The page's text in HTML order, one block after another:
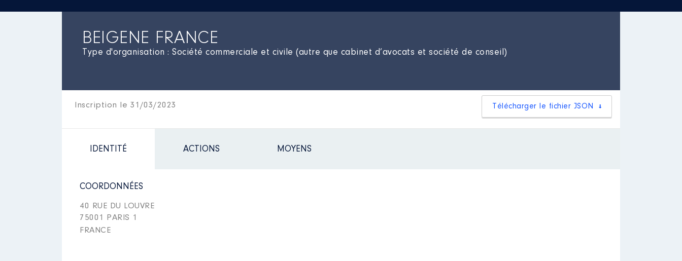
BEIGENE FRANCE
Type d'organisation : Société commerciale et civile (autre que cabinet d’avocats et société de conseil)
Inscription le 31/03/2023 Télécharger le fichier JSON
IDENTITÉ ACTIONS MOYENS
COORDONNÉES
40 RUE DU LOUVRE
75001 PARIS 1
FRANCE